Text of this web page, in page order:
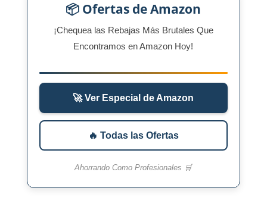
📦 Ofertas de Amazon
¡Chequea las Rebajas Más Brutales Que
Encontramos en Amazon Hoy!
🚀 Ver Especial de Amazon
🔥 Todas las Ofertas
Ahorrando Como Profesionales 🛒